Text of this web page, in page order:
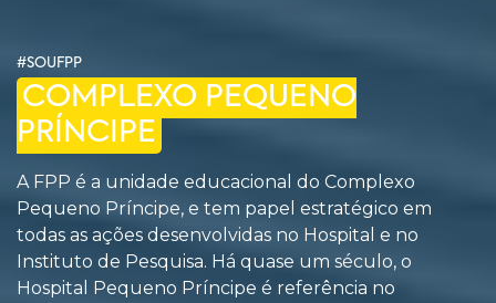
#SOUFPP
COMPLEXO PEQUENO
PRÍNCIPE
A FPP é a unidade educacional do Complexo
Pequeno Príncipe, e tem papel estratégico em
todas as ações desenvolvidas no Hospital e no
Instituto de Pesquisa. Há quase um século, o
Hospital Pequeno Príncipe é referência no